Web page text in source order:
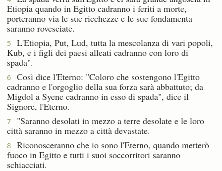
Etiopia quando in Egitto cadranno i feriti a morte,
porteranno via le sue ricchezze e le sue fondamenta
saranno rovesciate.
5
L'Etiopia, Put, Lud, tutta la mescolanza di vari popoli,
Kub, e i figli dei paesi alleati cadranno con loro di
spada".
6
Così dice l'Eterno: "Coloro che sostengono l'Egitto
cadranno e l'orgoglio della sua forza sarà abbattuto; da
Migdol a Syene cadranno in esso di spada", dice il
Signore, l'Eterno.
7
"Saranno desolati in mezzo a terre desolate e le loro
città saranno in mezzo a città devastate.
8
Riconosceranno che io sono l'Eterno, quando metterò
fuoco in Egitto e tutti i suoi soccorritori saranno
schiacciati.